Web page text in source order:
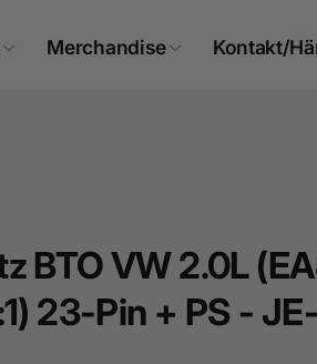
Merchandise Kontakt/
BTO VW 2.0L
23-Pin + PS -